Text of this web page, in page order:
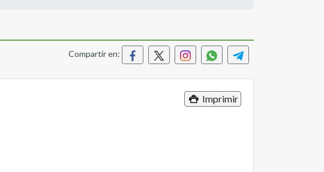
Compartir en:
Imprimir